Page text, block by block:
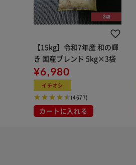
【15kg】令和7年産 和の輝
き 国産ブレンド 5kg×3袋
¥6,980
イチオシ
(4677)
カートに入れる